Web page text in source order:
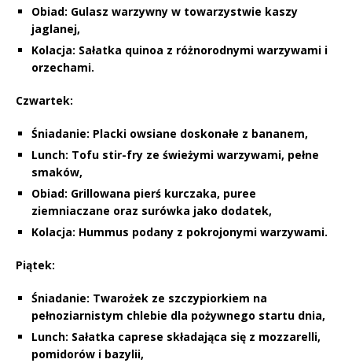
Obiad: Gulasz warzywny w towarzystwie kaszy
jaglanej,
Kolacja: Sałatka quinoa z różnorodnymi warzywami i
orzechami.
Czwartek:
Śniadanie: Placki owsiane doskonałe z bananem,
Lunch: Tofu stir-fry ze świeżymi warzywami, pełne
smaków,
Obiad: Grillowana pierś kurczaka, puree
ziemniaczane oraz surówka jako dodatek,
Kolacja: Hummus podany z pokrojonymi warzywami.
Piątek:
Śniadanie: Twarożek ze szczypiorkiem na
pełnoziarnistym chlebie dla pożywnego startu dnia,
Lunch: Sałatka caprese składająca się z mozzarelli,
pomidorów i bazylii,